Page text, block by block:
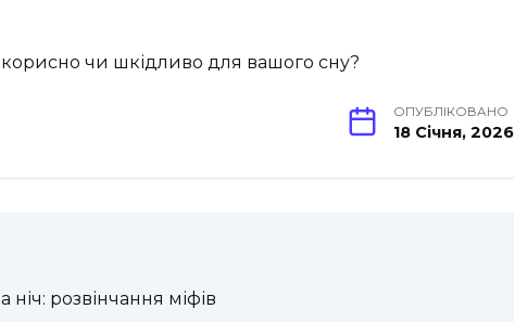
ОПУБЛІКОВАНО
18 Січня, 2026
розвінчання міфів